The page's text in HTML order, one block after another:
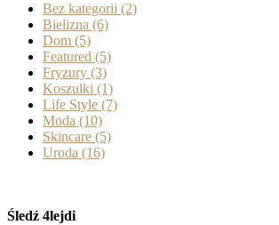
Bez kategorii (2)
Bielizna (6)
Dom (5)
Featured (5)
Fryzury (3)
Koszulki (1)
Life Style (7)
Moda (10)
Skincare (5)
Uroda (16)
Śledź 4lejdi